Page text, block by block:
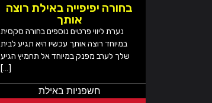
בחורה יפיפייה באילת רוצה
אותך
נערת ליווי פרטים נוספים בחורה סקסית
במיוחד רוצה אותך עכשיו היא תגיע לבית
שלך לערב מפנק במיוחד אל תחמיץ הגיע
[…]
חשפניות באילת